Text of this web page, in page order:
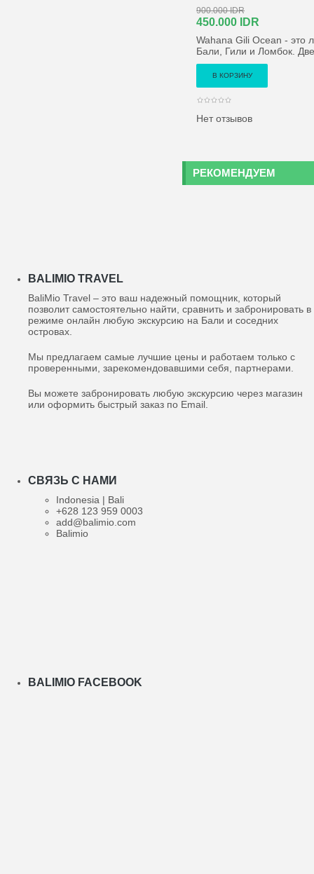
900.000 IDR
450.000 IDR
Wahana Gili Ocean - это
Бали, Гили и Ломбок.
Нет отзывов
РЕКОМЕНДУЕМ
BALIMIO TRAVEL
BaliMio Travel – это ваш надежный помощник, который
позволит самостоятельно найти, сравнить и забронировать в
режиме онлайн любую экскурсию на Бали и соседних
островах.
Мы предлагаем самые лучшие цены и работаем только с
проверенными, зарекомендовавшими себя, партнерами.
Вы можете забронировать любую экскурсию через магазин
или оформить быстрый заказ по Email.
СВЯЗЬ С НАМИ
Indonesia | Bali
+628 123 959 0003
add@balimio.com
Balimio
BALIMIO FACEBOOK